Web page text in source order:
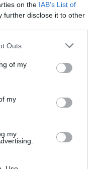
on the IAB’s List of
further disclose it to other
one or more Google
You may click to
its third-party tags to
in below Google
Outs
of my
my
my
is úgy döntött, hogy
lemezét. Az idők
az előadókat, de a
is őket erre.